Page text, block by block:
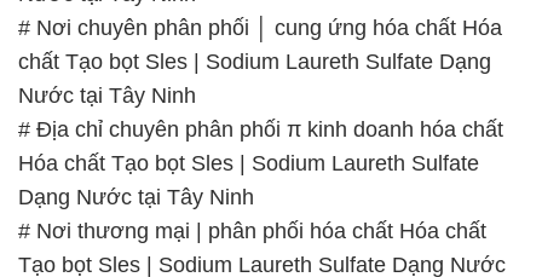
Hóa chất Tạo bọt Sles | Sodium Laureth Sulfate
Dạng Nước tại Tây Ninh
# Nơi thương mại | phân phối hóa chất Hóa chất
Tạo bọt Sles | Sodium Laureth Sulfate Dạng Nước
tại Tây Ninh
# Cty bán ≡ phân phối hóa chất Hóa chất Tạo bọt
Sles | Sodium Laureth Sulfate Dạng Nước tại Tây